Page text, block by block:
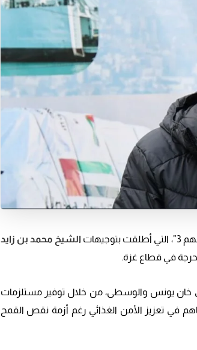
الشيخ محمد بن زايد
في قطاع غزة.
المدعم” ضمن هذه الجهود لدعم تشغيل 14 مخبزًا في خان يونس والوسطى، من خلال توفير مستلزمات
في تعزيز الأمن الغذائي رغم أزمة نقص القمح